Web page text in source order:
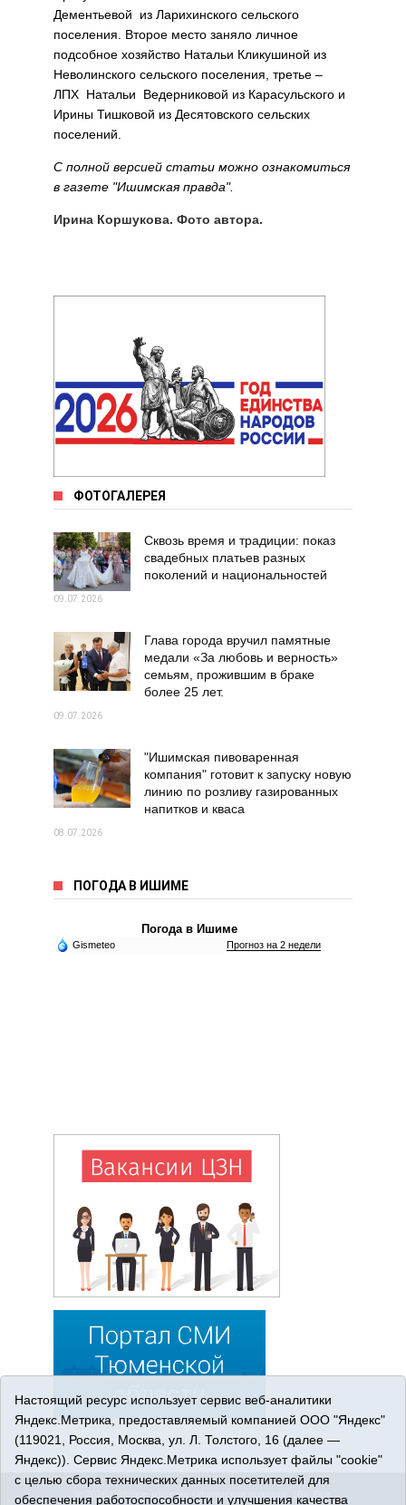
Дементьевой из Ларихинского сельского
поселения. Второе место заняло личное
подсобное хозяйство Натальи Кликушиной из
Неволинского сельского поселения, третье –
ЛПХ Натальи Ведерниковой из Карасульского и
Ирины Тишковой из Десятовского сельских
поселений.
С полной версией статьи можно ознакомиться
в газете "Ишимская правда".
Ирина Коршукова. Фото автора.
ФОТОГАЛЕРЕЯ
Сквозь время и традиции: показ
свадебных платьев разных
поколений и национальностей
09.07.2026
Глава города вручил памятные
медали «За любовь и верность»
семьям, прожившим в браке
более 25 лет.
09.07.2026
"Ишимская пивоваренная
компания" готовит к запуску новую
линию по розливу газированных
напитков и кваса
08.07.2026
ПОГОДА В ИШИМЕ
Погода в Ишиме
Gismeteo Прогноз на 2 недели
© 2026 Сетевое издание «Ишимская правда». 16+. Все
Настоящий ресурс использует сервис веб-аналитики
Яндекс.Метрика, предоставляемый компанией ООО "Яндекс"
(119021, Россия, Москва, ул. Л. Толстого, 16 (далее —
Яндекс)). Сервис Яндекс.Метрика использует файлы "cookie"
с целью сбора технических данных посетителей для
обеспечения работоспособности и улучшения качества